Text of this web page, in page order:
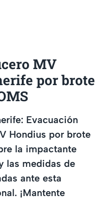
MV
por brote
Evacuación
Hondius por brote
la impactante
las medidas de
ante esta
¡Mantente